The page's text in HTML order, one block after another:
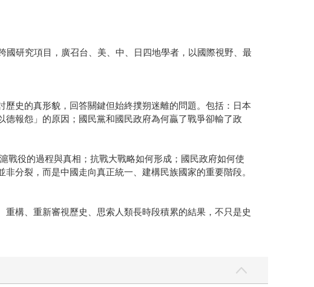
國研究項目，廣召台、美、中、日四地學者，以國際視野、最
史的真形貌，回答關鍵但始終撲朔迷離的問題。包括：日本
報怨」的原因；國民黨和國民政府為何贏了戰爭卻輸了政
戰役的過程與真相；抗戰大戰略如何形成；國民政府如何使
分裂，而是中國走向真正統一、建構民族國家的重要階段。
構、重新審視歷史、思索人類長時段積累的結果，不只是史